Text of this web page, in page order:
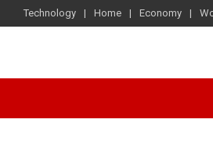
Technology Home Economy